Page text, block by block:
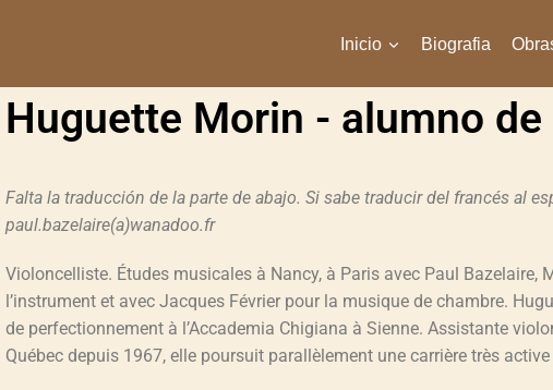
Inicio Biografia
Huguette Morin - alumno
Falta la traducción de la parte de abajo. Si sabe traducir del francés al
paul.bazelaire(a)wanadoo.fr
Violoncelliste. Études musicales à Nancy, à Paris avec Paul Bazelaire,
l’instrument et avec Jacques Février pour la musique de chambre.
de perfectionnement à l’Accademia Chigiana à Sienne. Assistante
Québec depuis 1967, elle poursuit parallèlement une carrière très